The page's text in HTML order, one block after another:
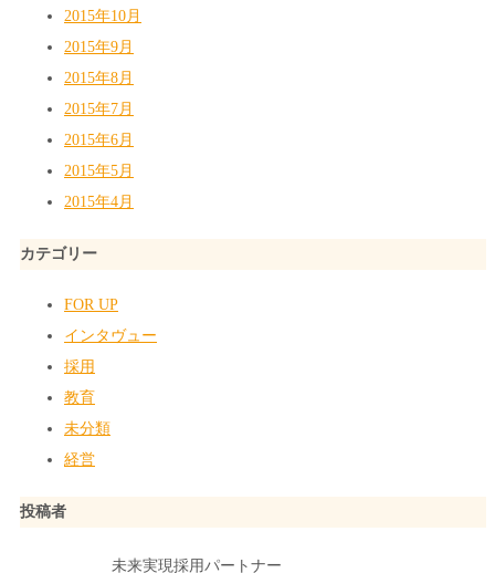
2015年10月
2015年9月
2015年8月
2015年7月
2015年6月
2015年5月
2015年4月
カテゴリー
FOR UP
インタヴュー
採用
教育
未分類
経営
投稿者
未来実現採用パートナー